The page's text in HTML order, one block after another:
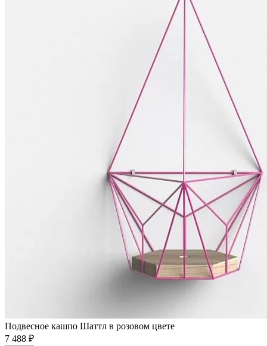
Подвесное кашпо Шаттл в розовом цвете
7 488 ₽